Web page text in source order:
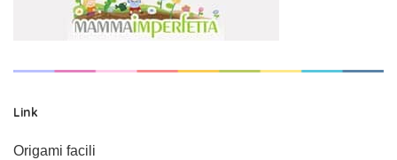
Link
Origami facili